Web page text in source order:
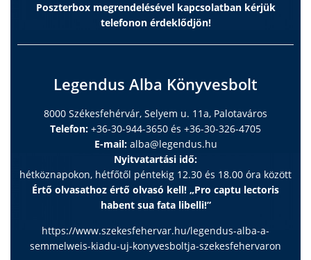
Poszterbox megrendelésével kapcsolatban kérjük
telefonon érdeklődjön!
Legendus Alba Könyvesbolt
8000 Székesfehérvár, Selyem u. 11a, Palotaváros
Telefon: +36-30-944-3650 és +36-30-326-4705
E-mail: alba@legendus.hu
Nyitvatartási idő:
hétköznapokon, hétfőtől péntekig 12.30 és 18.00 óra között
Értő olvasathoz értő olvasó kell! „Pro captu lectoris
habent sua fata libelli!”
https://www.szekesfehervar.hu/legendus-alba-a-
semmelweis-kiadu-uj-konyvesboltja-szekesfehervaron